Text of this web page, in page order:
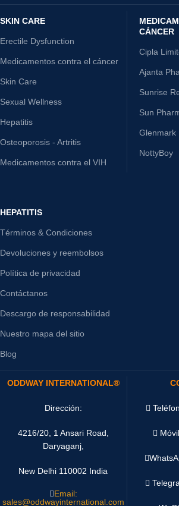
SKIN CARE
Erectile Dysfunction
Medicamentos contra el cáncer
Skin Care
Sexual Wellness
Hepatitis
Osteoporosis - Artritis
Medicamentos contra el VIH
CÁNCER
Cipla
Ajanta
Sunrise
Sun
Glenmark
NottyBoy
HEPATITIS
Términos & Condiciones
Devoluciones y reembolsos
Política de privacidad
Contáctanos
Descargo de responsabilidad
Nuestro mapa del sitio
Blog
ODDWAY INTERNATIONAL®
Dirección:
4216/20, 1 Ansari Road,
Daryaganj,
New Delhi 110002 India
Email:
sales@oddwayinternational.com